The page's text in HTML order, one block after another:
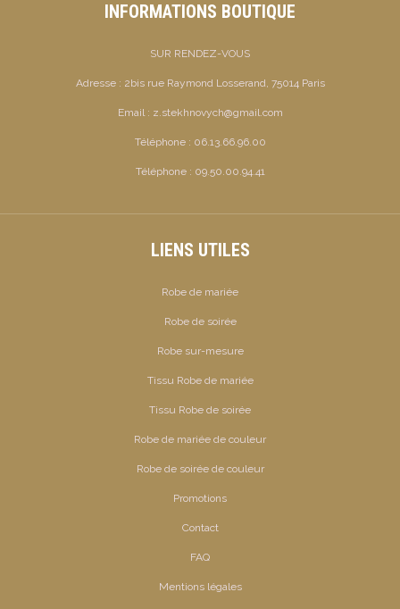
INFORMATIONS BOUTIQUE
SUR RENDEZ-VOUS
Adresse : 2bis rue Raymond Losserand, 75014 Paris
Email : z.stekhnovych@gmail.com
Téléphone : 06.13.66.96.00
Téléphone : 09.50.00.94.41
LIENS UTILES
Robe de mariée
Robe de soirée
Robe sur-mesure
Tissu Robe de mariée
Tissu Robe de soirée
Robe de mariée de couleur
Robe de soirée de couleur
Promotions
Contact
FAQ
Mentions légales